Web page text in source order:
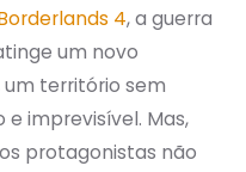
4, a guerra
um novo
território sem
imprevisível. Mas,
protagonistas não